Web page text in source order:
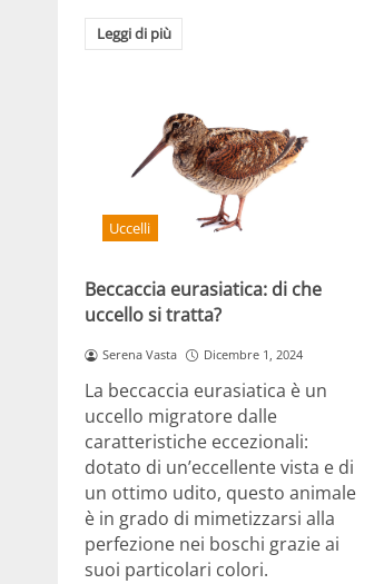
Leggi di più
Uccelli
Beccaccia eurasiatica: di che
uccello si tratta?
Serena Vasta Dicembre 1, 2024
La beccaccia eurasiatica è un
uccello migratore dalle
caratteristiche eccezionali:
dotato di un’eccellente vista e di
un ottimo udito, questo animale
è in grado di mimetizzarsi alla
perfezione nei boschi grazie ai
suoi particolari colori.